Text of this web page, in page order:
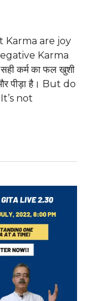
Karma are joy
Karma
कर्म का फल खुशी
पीड़ा है। But do
not